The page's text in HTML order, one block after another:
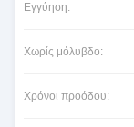
Εγγύηση:
Χωρίς μόλυβδο:
Χρόνοι προόδου: